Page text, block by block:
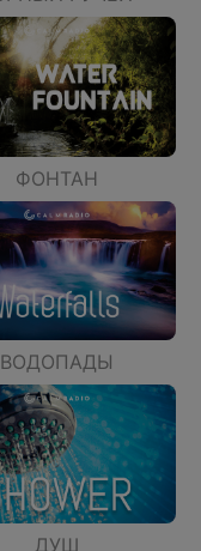
ФОНТАН
ВОДОПАДЫ
ДУШ